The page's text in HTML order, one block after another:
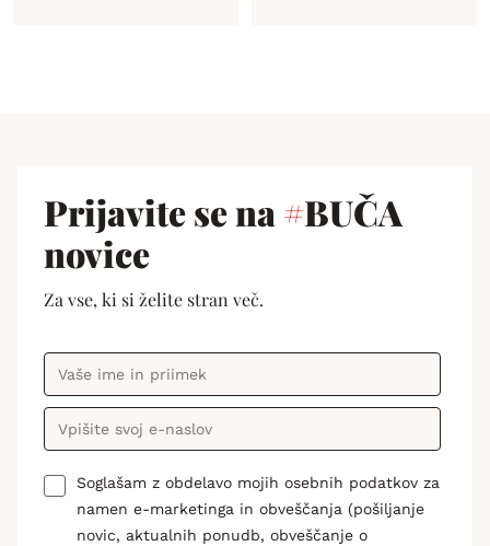
Prijavite se na#BUČA
novice
Za vse, ki si želite stran več.
Soglašam z obdelavo mojih osebnih podatkov za
namen e-marketinga in obveščanja (pošiljanje
novic, aktualnih ponudb, obveščanje o